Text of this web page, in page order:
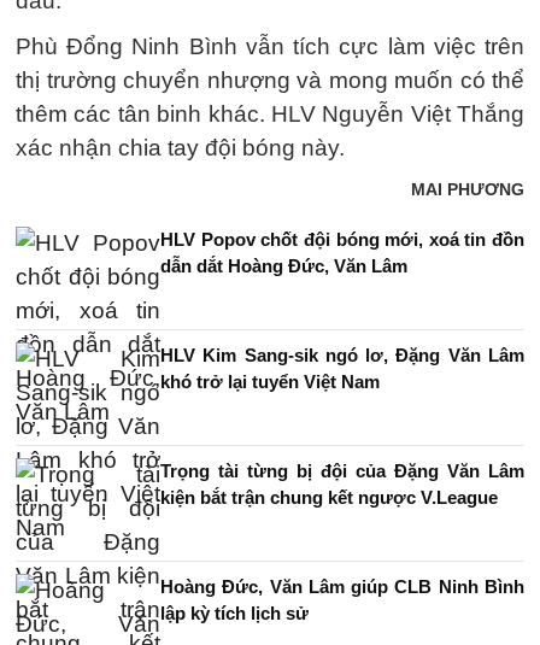
Phù Đổng Ninh Bình vẫn tích cực làm việc trên
thị trường chuyển nhượng và mong muốn có thể
thêm các tân binh khác. HLV Nguyễn Việt Thắng
xác nhận chia tay đội bóng này.
MAI PHƯƠNG
HLV Popov chốt đội bóng mới, xoá tin đồn
dẫn dắt Hoàng Đức, Văn Lâm
HLV Kim Sang-sik ngó lơ, Đặng Văn Lâm
khó trở lại tuyển Việt Nam
Trọng tài từng bị đội của Đặng Văn Lâm
kiện bắt trận chung kết ngược V.League
Hoàng Đức, Văn Lâm giúp CLB Ninh Bình
lập kỳ tích lịch sử